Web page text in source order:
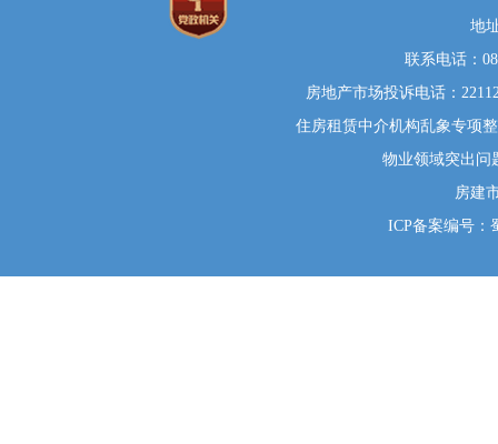
地
联系电话：
房地产市场投诉电话：
住房租赁中介机构乱象专项
物业领域突出问
房建
ICP备案编号：